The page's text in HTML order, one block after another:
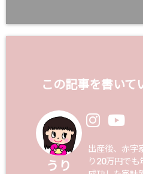
この記事を書いて
うり
出産後、赤字
り20万円でも